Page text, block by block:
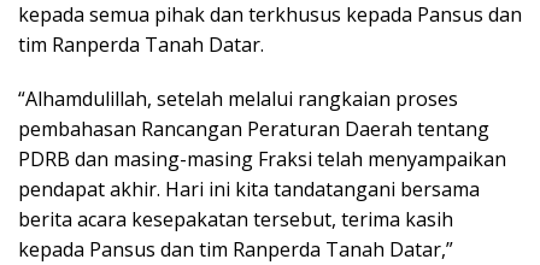
kepada semua pihak dan terkhusus kepada Pansus dan
tim Ranperda Tanah Datar.
“Alhamdulillah, setelah melalui rangkaian proses
pembahasan Rancangan Peraturan Daerah tentang
PDRB dan masing-masing Fraksi telah menyampaikan
pendapat akhir. Hari ini kita tandatangani bersama
berita acara kesepakatan tersebut, terima kasih
kepada Pansus dan tim Ranperda Tanah Datar,”